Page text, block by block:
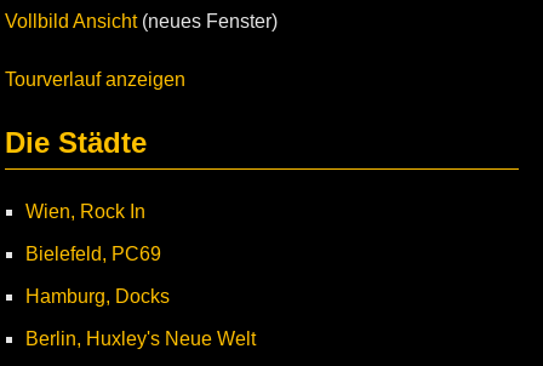
Vollbild Ansicht(neues Fenster)
Tourverlauf anzeigen
Die Städte
Wien, Rock In
Bielefeld, PC69
Hamburg, Docks
Berlin, Huxley's Neue Welt